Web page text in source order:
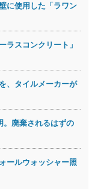
に使用した「ラワン
ラスコンクリート」
、タイルメーカーが
。廃棄されるはずの
ールウォッシャー照